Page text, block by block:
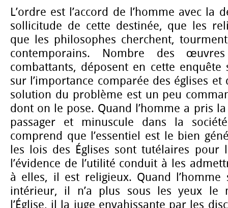
L’ordre est l’accord de l’homme avec la
sollicitude de cette destinée, que les
que les philosophes cherchent,
contemporains. Nombre des
combattants, déposent en cette enquête
sur l’importance comparée des églises et
solution du problème est un peu
dont on le pose. Quand l’homme a pris
passager et minuscule dans la
comprend que l’essentiel est le bien
les lois des Églises sont tutélaires
l’évidence de l’utilité conduit à les
à elles, il est religieux. Quand l’homme
intérieur, il n’a plus sous les yeux le
l’Église, il la juge envahissante par les